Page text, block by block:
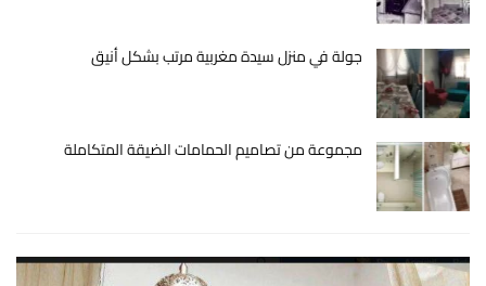
جولة في منزل سيدة مغربية مرتب بشكل أنيق
مجموعة من تصاميم الحمامات الضيقة المتكاملة